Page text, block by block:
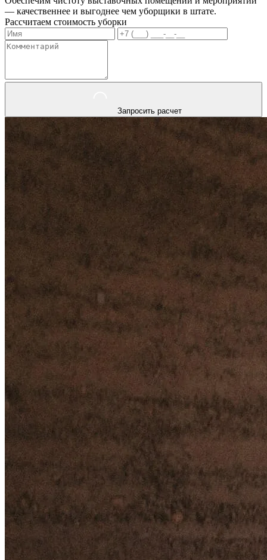
— качественнее и выгоднее чем уборщики в штате.
Рассчитаем стоимость уборки
Запросить расчет